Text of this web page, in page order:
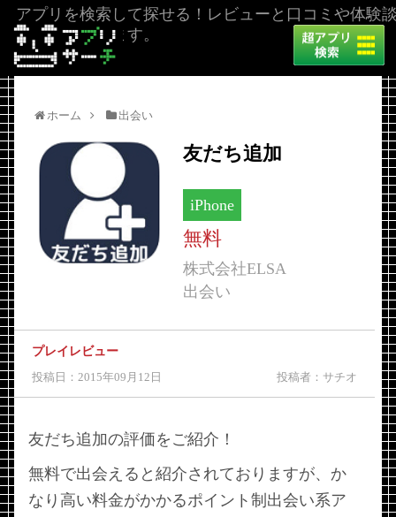
アプリを検索して探せる！レビューと口コミや体験
を掲載しています。
ホーム 出会い
友だち追加
iPhone
無料
株式会社ELSA
出会い
プレイレビュー
投稿日：2015年09月12日 投稿者：サチオ
友だち追加の評価をご紹介！
無料で出会えると紹介されておりますが、か
なり高い料金がかかるポイント制出会い系ア